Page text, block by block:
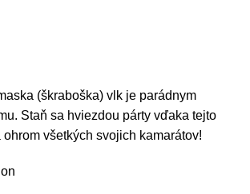
(škraboška) vlk je parádnym
Staň sa hviezdou párty vďaka tejto
všetkých svojich kamarátov!